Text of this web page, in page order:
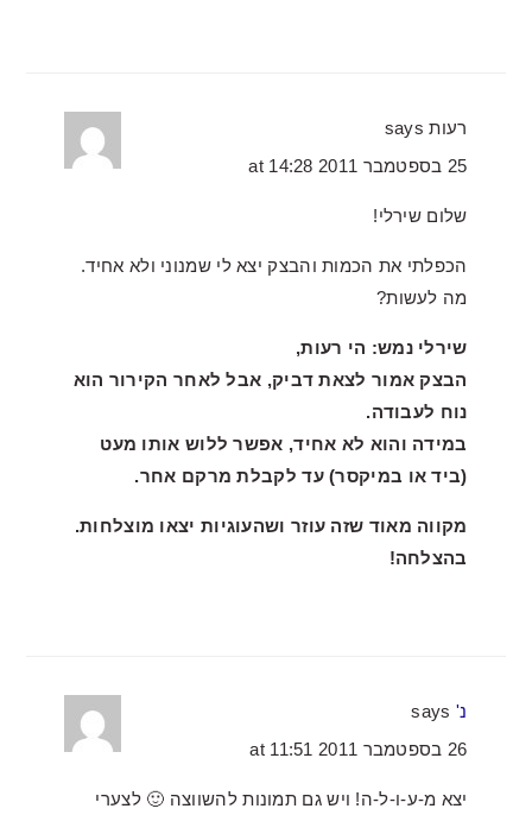
רעות says
25 בספטמבר 2011 at 14:28
שלום שירלי!
הכפלתי את הכמות והבצק יצא לי שמנוני ולא אחיד.
מה לעשות?
שירלי נמש: הי רעות,
הבצק אמור לצאת דביק, אבל לאחר הקירור הוא
נוח לעבודה.
במידה והוא לא אחיד, אפשר ללוש אותו מעט
(ביד או במיקסר) עד לקבלת מרקם אחר.
מקווה מאוד שזה עוזר ושהעוגיות יצאו מוצלחות.
בהצלחה!
נ' says
26 בספטמבר 2011 at 11:51
יצא מ-ע-ו-ל-ה! ויש גם תמונות להשווצה 🙂 לצערי